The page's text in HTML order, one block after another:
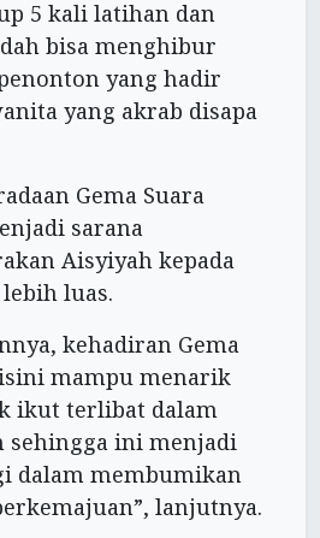
5 kali latihan dan
bisa menghibur
yang hadir
yang akrab disapa
Gema Suara
sarana
Aisyiyah kepada
luas.
kehadiran Gema
mampu menarik
ikut terlibat dalam
sehingga ini menjadi
dalam membumikan
lanjutnya.